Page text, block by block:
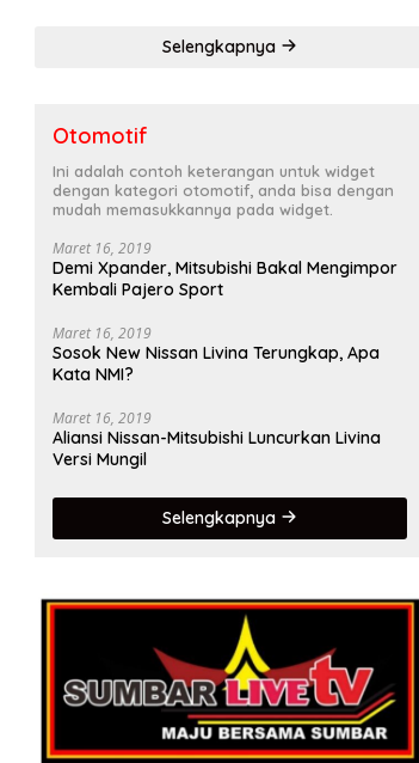
Selengkapnya
Otomotif
Ini adalah contoh keterangan untuk widget
dengan kategori otomotif, anda bisa dengan
mudah memasukkannya pada widget.
Maret 16, 2019
Demi Xpander, Mitsubishi Bakal Mengimpor
Kembali Pajero Sport
Maret 16, 2019
Sosok New Nissan Livina Terungkap, Apa
Kata NMI?
Maret 16, 2019
Aliansi Nissan-Mitsubishi Luncurkan Livina
Versi Mungil
Selengkapnya